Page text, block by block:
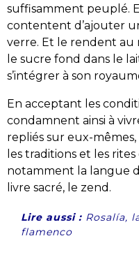
suffisamment peuplé.
contentent d’ajouter
verre. Et le rendent au
le sucre fond dans le
s’intégrer à son
En acceptant les
condamnent ainsi à
repliés sur eux-
les traditions et les
notamment la langue
livre sacré, le zend.
Lire aussi : Rosalía,
flamenco